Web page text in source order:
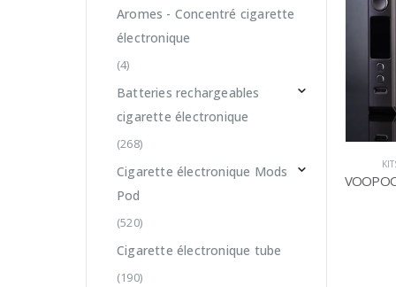
Aromes - Concentré cigarette
électronique
(4)
Batteries rechargeables
cigarette électronique
(268)
Cigarette électronique Mods
Pod
(520)
Cigarette électronique tube
(190)